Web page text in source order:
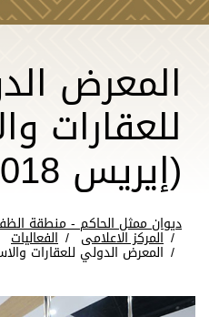
المعرض
للعقارات
(إيريس 2018 )
ديوان ممثل الحاكم - منطقة
المركز الاعلامى الفعاليات
المعرض الدولي للعقارات